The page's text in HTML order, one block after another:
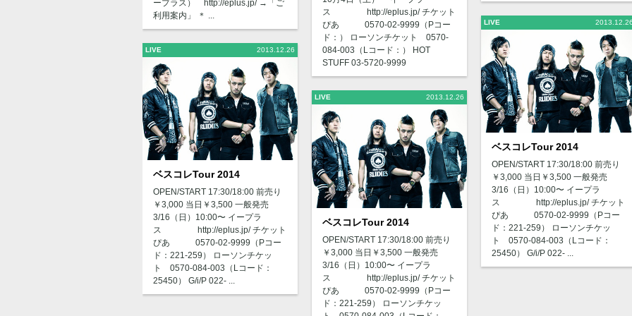
ープラス） http://eplus.jp/ →「ご
利用案内」 ＊ ...
LIVE 2013.12.26
ベスコレTour 2014
OPEN/START 17:30/18:00 前売り
￥3,000 当日￥3,500 一般発売
3/16（日）10:00〜 イープラ
ス http://eplus.jp/ チケット
ぴあ 0570-02-9999（Pコー
ド：221-259） ローソンチケッ
ト 0570-084-003（Lコード：
25450） G/i/P 022- ...
ス http://eplus.jp/ チケット
ぴあ 0570-02-9999（Pコー
ド：） ローソンチケット 0570-
084-003（Lコード：） HOT
STUFF 03-5720-9999
LIVE 2013.12.26
ベスコレTour 2014
OPEN/START 17:30/18:00 前売り
￥3,000 当日￥3,500 一般発売
3/16（日）10:00〜 イープラ
ス http://eplus.jp/ チケット
ぴあ 0570-02-9999（Pコー
ド：221-259） ローソンチケッ
LIVE
ベスコレTour 2014
OPEN/START 17:30/18:00 前売り
￥3,000 当日￥3,500 一般発売
3/16（日）10:00〜 イープラ
ス http://eplus.jp/ チケット
ぴあ 0570-02-9999（Pコー
ド：221-259） ローソンチケッ
ト 0570-084-003（Lコード：
25450） G/i/P 022- ...